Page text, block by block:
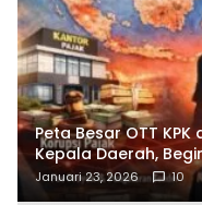
Peta Besar OTT
Kepala Daerah,
Terbongkar
Januari 23, 2026 10